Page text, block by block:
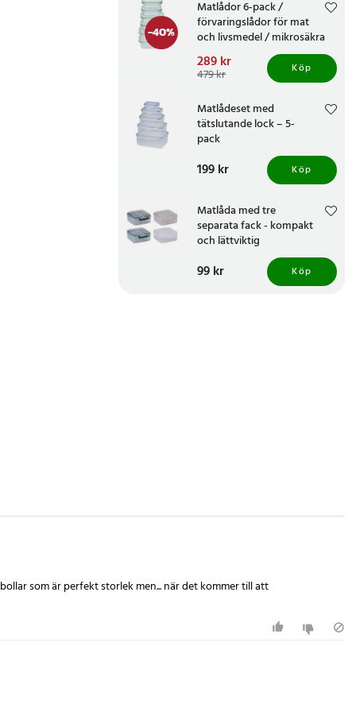
-40%
Matlådor 6-pack /
förvaringslådor för mat
och livsmedel / mikrosäkra
och fryssäkra matbehållare
Nuvarande pris:
289 kr Tidigare pris :479 kr
289 kr
479 kr Köp
Matlådeset med
tätslutande lock – 5-
pack
Pris :199 kr
199 kr Köp
Matlåda med tre
separata fack - kompakt
och lättviktig
Pris:99 kr
99 kr Köp
som är perfekt storlek men... när det kommer till att